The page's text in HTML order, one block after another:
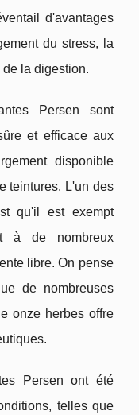
d'avantages
du stress, la
de la digestion.
Persen sont
et efficace aux
disponible
teintures. L'un des
qu'il est exempt
à de nombreux
libre. On pense
de nombreuses
onze herbes offre
Persen ont été
telles que